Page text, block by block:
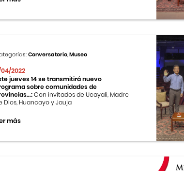
Conversatorio, Museo
04/2022
jueves 14 se transmitirá nuevo
sobre comunidades de
Con invitados de Ucayali, Madre
Dios, Huancayo y Jauja
más